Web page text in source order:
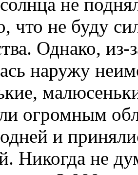
что не буду
Однако, из-
наружу
огромным
и
Никогда не